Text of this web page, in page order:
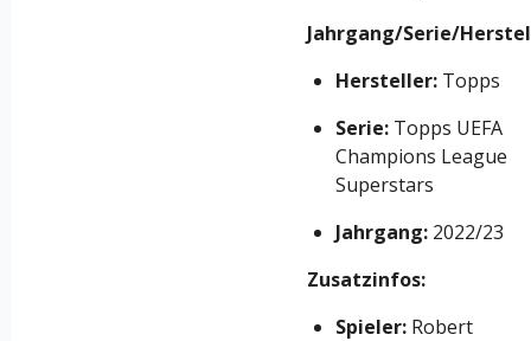
Jahrgang/Serie/
Hersteller: Topps
Serie: Topps UEFA
Champions League
Superstars
Jahrgang: 2022/23
Zusatzinfos:
Spieler: Robert